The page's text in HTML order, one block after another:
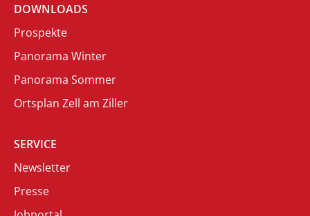
DOWNLOADS
Prospekte
Panorama Winter
Panorama Sommer
Ortsplan Zell am Ziller
SERVICE
Newsletter
Presse